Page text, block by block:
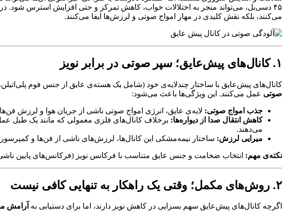
۴۵ دسی‌بل، می‌تواند منجر به اختلالات خواب، کاهش تمرکز و حتی افزایش استرس شود. در این میان،
می‌کنند، بلکه نقش کلیدی در مهار امواج صوتی و لرزش‌ها ایفا می‌کنند.
۱. کانال‌های پیش‌عایق؛ سپر صوتی در برابر نویز
کانال‌های پیش‌عایق با ساختار چندلایه‌ی خود (شامل یک هسته‌ی عایق از جنس فوم
صوتی عمل می‌کنند. این ویژگی‌ها باعث می‌شود:
جذب امواج صوتی: لایه‌ی عایق، انرژی امواج صوتی ناشی از جریان هوا و لرزش
کاهش انتقال صدا از دیواره‌ها: برخلاف کانال‌های فلزی معمولی که مانند یک طبل
می‌دهند.
میرایی لرزش: ساختار نیمه‌مشکی این کانال‌ها، لرزش‌های ناشی از فن‌ها و
نکته‌ی مهم: انتخاب ضخامت و جنس عایق متناسب با فرکانس نویز (فرکانس‌های پایین ناشی
۲. روش‌های مکمل؛ وقتی یک راهکار به تنهایی کافی نیست
اگرچه کانال‌های پیش‌عایق سهم بسزایی در کاهش نویز دارند، اما برای دستیابی به آرامش